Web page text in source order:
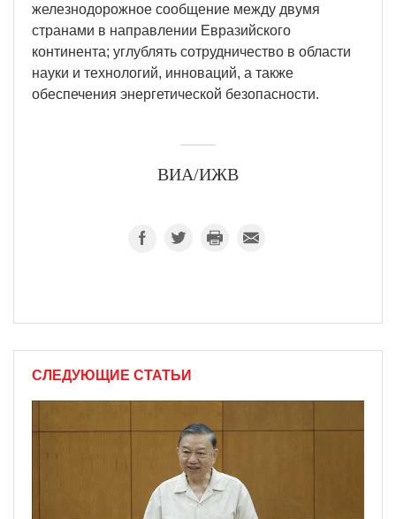
железнодорожное сообщение между двумя
странами в направлении Евразийского
континента; углублять сотрудничество в области
науки и технологий, инноваций, а также
обеспечения энергетической безопасности.
ВИА/ИЖВ
СЛЕДУЮЩИЕ СТАТЬИ